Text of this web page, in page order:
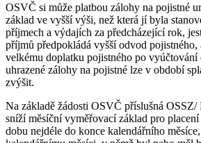
OSVČ si může platbou zálohy na pojistné
základ ve vyšší výši, než která jí byla
příjmech a výdajích za předcházející rok,
příjmů předpokládá vyšší odvod pojistného,
velkému doplatku pojistného po
uhrazené zálohy na pojistné lze v období
zvýšit.
Na základě žádosti OSVČ příslušná OSSZ/
sníží měsíční vyměřovací základ pro
dobu nejdéle do konce kalendářního